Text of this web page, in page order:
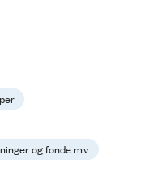
og fonde m.v.